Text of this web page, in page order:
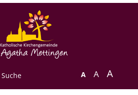
Suche A A A